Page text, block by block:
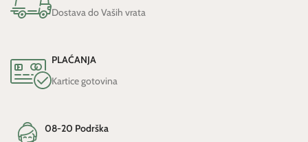
Dostava do Vaših vrata
PLAĆANJA
Kartice gotovina
08-20 Podrška